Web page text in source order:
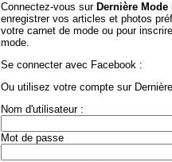
Connectez-vous sur Dernière Mode
enregistrer vos articles et photos
votre carnet de mode ou pour
mode.
Se connecter avec Facebook :
Ou utilisez votre compte sur
Nom d'utilisateur :
Mot de passe